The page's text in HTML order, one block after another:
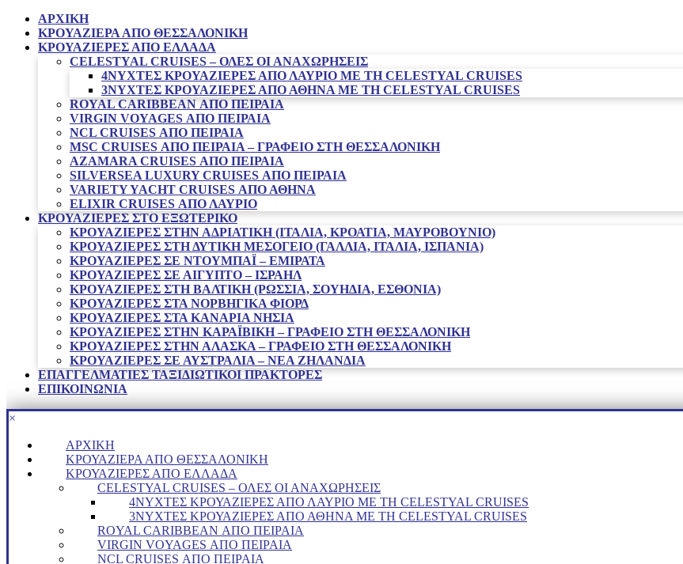
ΑΡΧΙΚΉ
ΚΡΟΥΑΖΙΈΡΑ ΑΠΌ ΘΕΣΣΑΛΟΝΊΚΗ
ΚΡΟΥΑΖΙΈΡΕΣ ΑΠΌ ΕΛΛΆΔΑ
CELESTYAL CRUISES – ΟΛΕΣ ΟΙ ΑΝΑΧΩΡΗΣΕΙΣ
4ΝΥΧΤΕΣ ΚΡΟΥΑΖΙΈΡΕΣ ΑΠΌ ΛΑΎΡΙΟ ΜΕ ΤΗ CELESTYAL CRUISES
3ΝΥΧΤΕΣ ΚΡΟΥΑΖΙΈΡΕΣ ΑΠΌ ΑΘΉΝΑ ΜΕ ΤΗ CELESTYAL CRUISES
ROYAL CARIBBEAN ΑΠΌ ΠΕΙΡΑΙΆ
VIRGIN VOYAGES ΑΠΟ ΠΕΙΡΑΙΑ
NCL CRUISES ΑΠΌ ΠΕΙΡΑΙΆ
MSC CRUISES ΑΠΟ ΠΕΙΡΑΙΑ – ΓΡΑΦΕΊΟ ΣΤΗ ΘΕΣΣΑΛΟΝΊΚΗ
AZAMARA CRUISES ΑΠΌ ΠΕΙΡΑΙΆ
SILVERSEA LUXURY CRUISES ΑΠΌ ΠΕΙΡΑΙΆ
VARIETY YACHT CRUISES ΑΠΟ ΑΘΗΝΑ
ELIXIR CRUISES ΑΠΌ ΛΑΎΡΙΟ
ΚΡΟΥΑΖΙΈΡΕΣ ΣΤΟ ΕΞΩΤΕΡΙΚΌ
ΚΡΟΥΑΖΙΕΡΕΣ ΣΤΗΝ ΑΔΡΙΑΤΙΚΗ (ΙΤΑΛΙΑ, ΚΡΟΑΤΙΑ, ΜΑΥΡΟΒΟΥΝΙΟ)
ΚΡΟΥΑΖΙΕΡΕΣ ΣΤΗ ΔΥΤΙΚΗ ΜΕΣΟΓΕΙΟ (ΓΑΛΛΙΑ, ΙΤΑΛΙΑ, ΙΣΠΑΝΙΑ)
ΚΡΟΥΑΖΙΕΡΕΣ ΣΕ ΝΤΟΥΜΠΑΪ – ΕΜΙΡΑΤΑ
ΚΡΟΥΑΖΙΕΡΕΣ ΣΕ ΑΙΓΥΠΤΟ – ΙΣΡΑΗΛ
ΚΡΟΥΑΖΙΕΡΕΣ ΣΤΗ ΒΑΛΤΙΚΗ (ΡΩΣΣΙΑ, ΣΟΥΗΔΙΑ, ΕΣΘΟΝΙΑ)
ΚΡΟΥΑΖΙΕΡΕΣ ΣΤΑ ΝΟΡΒΗΓΙΚΑ ΦΙΟΡΔ
ΚΡΟΥΑΖΙΕΡΕΣ ΣΤΑ ΚΑΝΑΡΙΑ ΝΗΣΙΑ
ΚΡΟΥΑΖΙΕΡΕΣ ΣΤΗΝ ΚΑΡΑΪΒΙΚΗ – ΓΡΑΦΕΊΟ ΣΤΗ ΘΕΣΣΑΛΟΝΊΚΗ
ΚΡΟΥΑΖΙΕΡΕΣ ΣΤΗΝ ΑΛΑΣΚΑ – ΓΡΑΦΕΊΟ ΣΤΗ ΘΕΣΣΑΛΟΝΊΚΗ
ΚΡΟΥΑΖΙΕΡΕΣ ΣΕ ΑΥΣΤΡΑΛΙΑ – ΝΕΑ ΖΗΛΑΝΔΙΑ
ΕΠΑΓΓΕΛΜΑΤΊΕΣ ΤΑΞΙΔΙΩΤΙΚΟΊ ΠΡΆΚΤΟΡΕΣ
ΕΠΙΚΟΙΝΩΝΙΑ
×
ΑΡΧΙΚΉ
ΚΡΟΥΑΖΙΈΡΑ ΑΠΌ ΘΕΣΣΑΛΟΝΊΚΗ
ΚΡΟΥΑΖΙΈΡΕΣ ΑΠΌ ΕΛΛΆΔΑ
CELESTYAL CRUISES – ΟΛΕΣ ΟΙ ΑΝΑΧΩΡΗΣΕΙΣ
4ΝΥΧΤΕΣ ΚΡΟΥΑΖΙΈΡΕΣ ΑΠΌ ΛΑΎΡΙΟ ΜΕ ΤΗ CELESTYAL CRUISES
3ΝΥΧΤΕΣ ΚΡΟΥΑΖΙΈΡΕΣ ΑΠΌ ΑΘΉΝΑ ΜΕ ΤΗ CELESTYAL CRUISES
ROYAL CARIBBEAN ΑΠΌ ΠΕΙΡΑΙΆ
VIRGIN VOYAGES ΑΠΟ ΠΕΙΡΑΙΑ
NCL CRUISES ΑΠΌ ΠΕΙΡΑΙΆ